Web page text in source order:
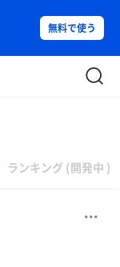
無料で使う
ランキング (開発中 )